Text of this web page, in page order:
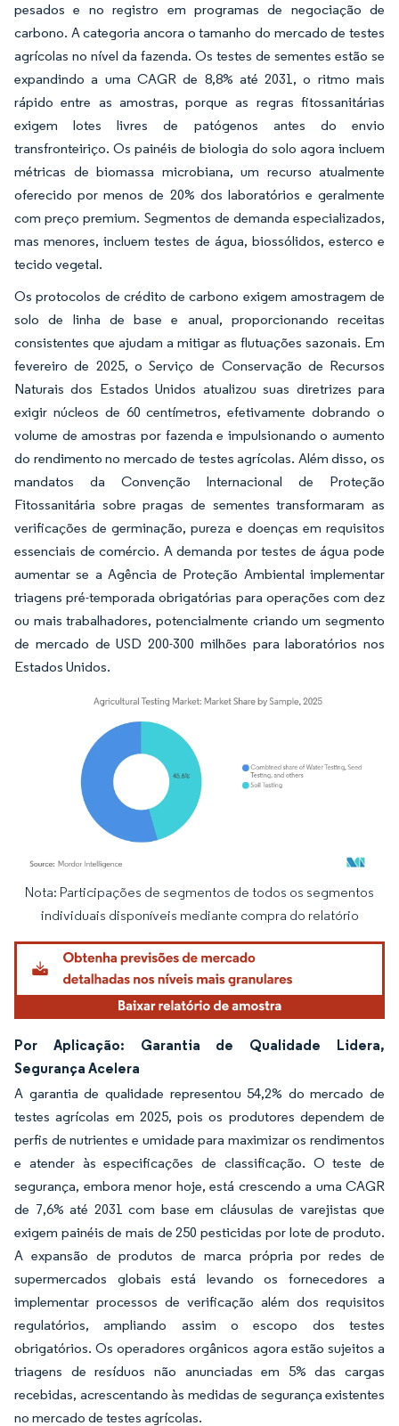
pesados e no registro em programas de negociação de
carbono. A categoria ancora o tamanho do mercado de testes
agrícolas no nível da fazenda. Os testes de sementes estão se
expandindo a uma CAGR de 8,8% até 2031, o ritmo mais
rápido entre as amostras, porque as regras fitossanitárias
exigem lotes livres de patógenos antes do envio
transfronteiriço. Os painéis de biologia do solo agora incluem
métricas de biomassa microbiana, um recurso atualmente
oferecido por menos de 20% dos laboratórios e geralmente
com preço premium. Segmentos de demanda especializados,
mas menores, incluem testes de água, biossólidos, esterco e
tecido vegetal.
Os protocolos de crédito de carbono exigem amostragem de
solo de linha de base e anual, proporcionando receitas
consistentes que ajudam a mitigar as flutuações sazonais. Em
fevereiro de 2025, o Serviço de Conservação de Recursos
Naturais dos Estados Unidos atualizou suas diretrizes para
exigir núcleos de 60 centímetros, efetivamente dobrando o
volume de amostras por fazenda e impulsionando o aumento
do rendimento no mercado de testes agrícolas. Além disso, os
mandatos da Convenção Internacional de Proteção
Fitossanitária sobre pragas de sementes transformaram as
verificações de germinação, pureza e doenças em requisitos
essenciais de comércio. A demanda por testes de água pode
aumentar se a Agência de Proteção Ambiental implementar
triagens pré-temporada obrigatórias para operações com dez
ou mais trabalhadores, potencialmente criando um segmento
de mercado de USD 200-300 milhões para laboratórios nos
Estados Unidos.
Imagem © Mordor Intelligence. O reuso requer atribuição conforme CC BY 4.0.
Nota: Participações de segmentos de todos os segmentos
individuais disponíveis mediante compra do relatório
Por Aplicação: Garantia de Qualidade Lidera,
Segurança Acelera
A garantia de qualidade representou 54,2% do mercado de
testes agrícolas em 2025, pois os produtores dependem de
perfis de nutrientes e umidade para maximizar os rendimentos
e atender às especificações de classificação. O teste de
segurança, embora menor hoje, está crescendo a uma CAGR
de 7,6% até 2031 com base em cláusulas de varejistas que
exigem painéis de mais de 250 pesticidas por lote de produto.
A expansão de produtos de marca própria por redes de
supermercados globais está levando os fornecedores a
implementar processos de verificação além dos requisitos
regulatórios, ampliando assim o escopo dos testes
obrigatórios. Os operadores orgânicos agora estão sujeitos a
triagens de resíduos não anunciadas em 5% das cargas
recebidas, acrescentando às medidas de segurança existentes
no mercado de testes agrícolas.